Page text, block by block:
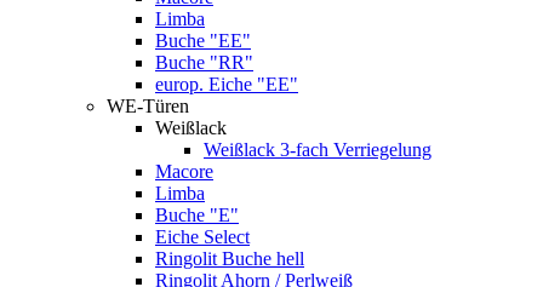
Limba
Buche "EE"
Buche "RR"
europ. Eiche "EE"
WE-Türen
Weißlack
Weißlack 3-fach Verriegelung
Macore
Limba
Buche "E"
Eiche Select
Ringolit Buche hell
Ringolit Ahorn / Perlweiß